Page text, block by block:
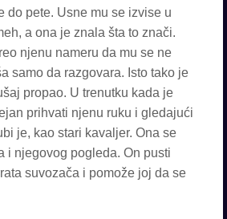
do pete. Usne mu se izvise u
a ona je znala šta to znači.
njenu nameru da mu se ne
samo da razgovara. Isto tako je
propao. U trenutku kada je
prihvati njenu ruku i gledajući
je, kao stari kavaljer. Ona se
i njegovog pogleda. On pusti
suvozača i pomože joj da se